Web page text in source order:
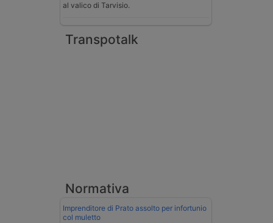
al valico di Tarvisio.
Transpotalk
Normativa
Imprenditore di Prato assolto per infortunio
col muletto